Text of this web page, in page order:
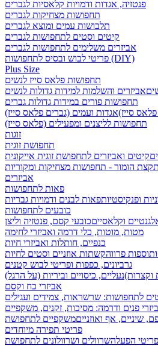
פנטזיה, אגדות ודמויות קלאסיות לגברים
תחפושות מצחיקות לגברים
תלבושות עמים ומוצא לגברים
קיטים וסטים לתחפושות לגברים
אביזרים משלימים לתחפושות לגברים
פריטי לבוש ובסיס לתחפושות (DIY)
Plus Size
תחפושות פלאס סייז לנשים
אביזרים והשלמות למידות גדולות לנשים
תחפושות פורים במידות גדולות גברים
סייז)אגדות ועמים (גברים פלאס סייז)
תחפושות לליצנים ומפעילים (פלאס סייז)
זוגות
תחפושת זוגית
קיטים ואביזרים לתחפושת זוגית אייקונית
קצת הומור - תחפושות מצחיקות ומקוריות
אביזרים
פאות לתחפושות
ופנקיסטיותפאות לבנים ודמויות גבריות
כובעים לתחפושות
וקלאסייםכובעי קסם, פנטזיה וליצן
מטות, מוטות, כלי דרמה ואביזרי לחימה
כנפיים, חותלות ואביזרי חיות
פרווהקשתות אוזניים וסטים לחיות
גרביונים, כפפות ופריטי לבוש קטנים
וקצרות)נעליים, כיסויים וביריות (על הרגל)
אביזרי כח וקסם
לתחפושות: שרשראות, צמידים ועגילים
פנים ודרמה: מסיכות, זקנים, משקפיים
שיניים, אף ואוזנייםמשקפיים לתחפושת
פריטי תפירה מיוחדים
הפעלהשרוולים ושרוולונים לתחפושת